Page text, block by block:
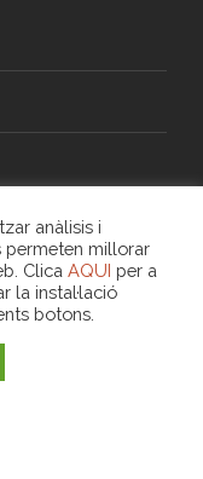
LES ILLES
anàlisis i
permeten millorar
Clica AQUI per a
la instal·lació
botons.